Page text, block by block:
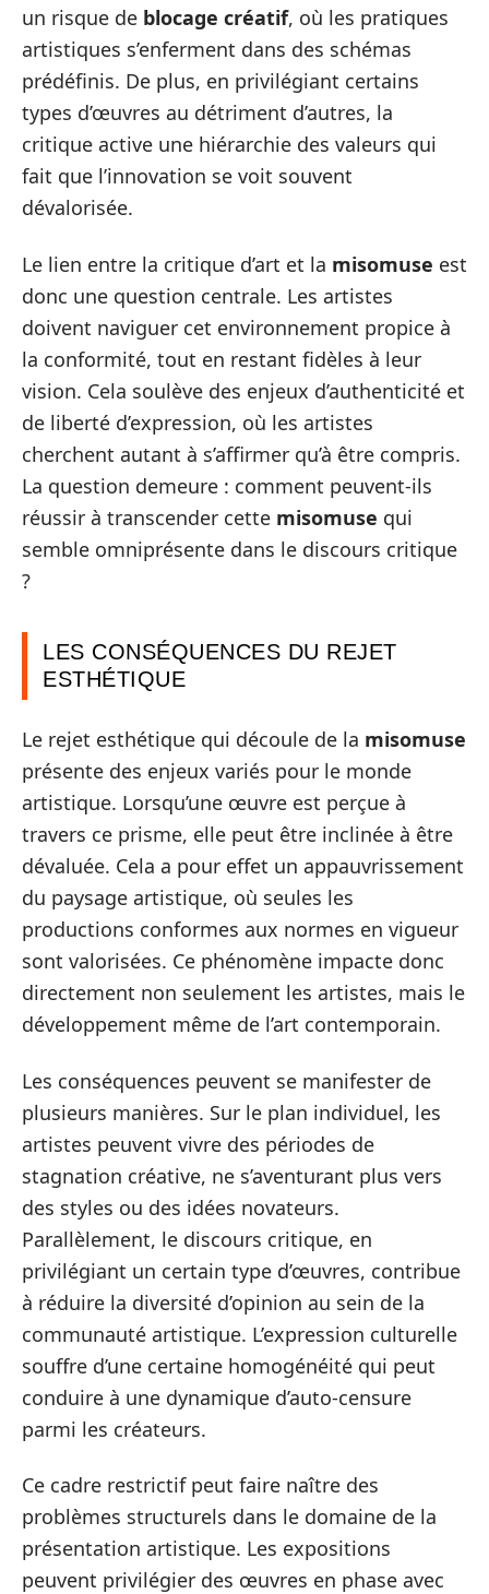
un risque de blocage créatif, où les pratiques
artistiques s’enferment dans des schémas
prédéfinis. De plus, en privilégiant certains
types d’œuvres au détriment d’autres, la
critique active une hiérarchie des valeurs qui
fait que l’innovation se voit souvent
dévalorisée.
Le lien entre la critique d’art et la misomuse est
donc une question centrale. Les artistes
doivent naviguer cet environnement propice à
la conformité, tout en restant fidèles à leur
vision. Cela soulève des enjeux d’authenticité et
de liberté d’expression, où les artistes
cherchent autant à s’affirmer qu’à être compris.
La question demeure : comment peuvent-ils
réussir à transcender cette misomuse qui
semble omniprésente dans le discours critique
?
LES CONSÉQUENCES DU REJET
ESTHÉTIQUE
Le rejet esthétique qui découle de la misomuse
présente des enjeux variés pour le monde
artistique. Lorsqu’une œuvre est perçue à
travers ce prisme, elle peut être inclinée à être
dévaluée. Cela a pour effet un appauvrissement
du paysage artistique, où seules les
productions conformes aux normes en vigueur
sont valorisées. Ce phénomène impacte donc
directement non seulement les artistes, mais le
développement même de l’art contemporain.
Les conséquences peuvent se manifester de
plusieurs manières. Sur le plan individuel, les
artistes peuvent vivre des périodes de
stagnation créative, ne s’aventurant plus vers
des styles ou des idées novateurs.
Parallèlement, le discours critique, en
privilégiant un certain type d’œuvres, contribue
à réduire la diversité d’opinion au sein de la
communauté artistique. L’expression culturelle
souffre d’une certaine homogénéité qui peut
conduire à une dynamique d’auto-censure
parmi les créateurs.
Ce cadre restrictif peut faire naître des
problèmes structurels dans le domaine de la
présentation artistique. Les expositions
peuvent privilégier des œuvres en phase avec